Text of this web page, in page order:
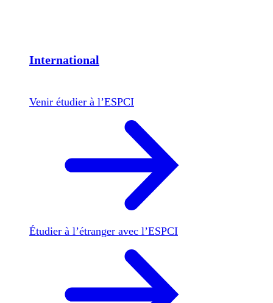
International
Venir étudier à l’ESPCI
Étudier à l’étranger avec l’ESPCI